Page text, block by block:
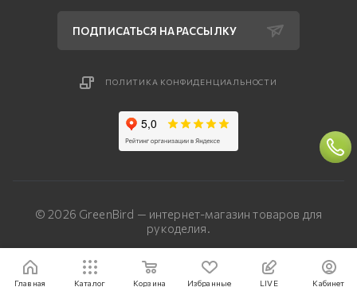
ПОДПИСАТЬСЯ НА РАССЫЛКУ
ПОЛИТИКА КОНФИДЕНЦИАЛЬНОСТИ
© 2026 GreenBird — интернет-магазин товаров для
рукоделия.
Разработка сайта — «Четвертый Рим»
Главная Каталог Корзина Избранные LIVE Кабинет